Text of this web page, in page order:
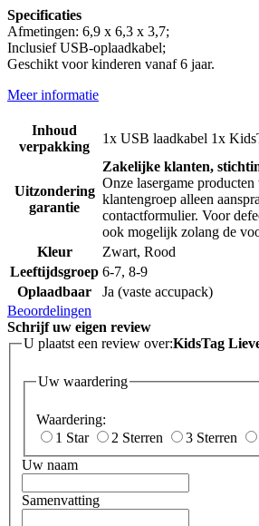
Specificaties
Afmetingen: 6,9 x 6,3 x 3,7;
Inclusief USB-oplaadkabel;
Geschikt voor kinderen vanaf 6 jaar.
Meer informatie
Inhoud
verpakking
1x USB laadkabel 1x
Uitzondering
garantie
Zakelijke klanten,
Onze lasergame
klantengroep alleen
contactformulier. Voor
ook mogelijk zolang de
Kleur
Zwart, Rood
Leeftijdsgroep 6-7, 8-9
Oplaadbaar
Ja (vaste accupack)
Beoordelingen
Schrijf uw eigen review
U plaatst een review over:KidsTag
Uw waardering
Waardering:
1 Star
2 Sterren 3 Sterren
Uw naam
Samenvatting